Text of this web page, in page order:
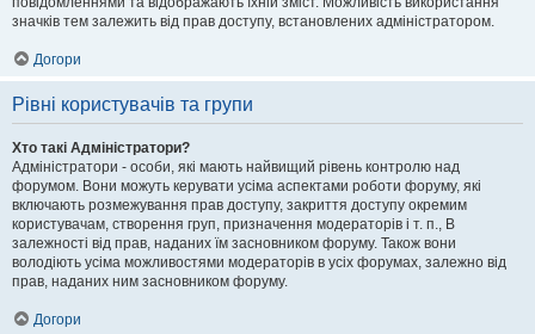
значків тем залежить від прав доступу, встановлених адміністратором.
Догори
Рівні користувачів та групи
Хто такі Адміністратори?
Адміністратори - особи, які мають найвищий рівень контролю над
форумом. Вони можуть керувати усіма аспектами роботи форуму, які
включають розмежування прав доступу, закриття доступу окремим
користувачам, створення груп, призначення модераторів і т. п., В
залежності від прав, наданих їм засновником форуму. Також вони
володіють усіма можливостями модераторів в усіх форумах, залежно від
прав, наданих ним засновником форуму.
Догори